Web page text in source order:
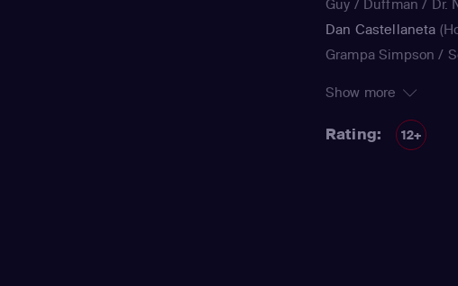
Guy / Duffman / Dr.
Dan Castellaneta
Grampa Simpson /
Nancy Cartwright
Kearney Zzyzwicz /
Show more
Rating: 12+